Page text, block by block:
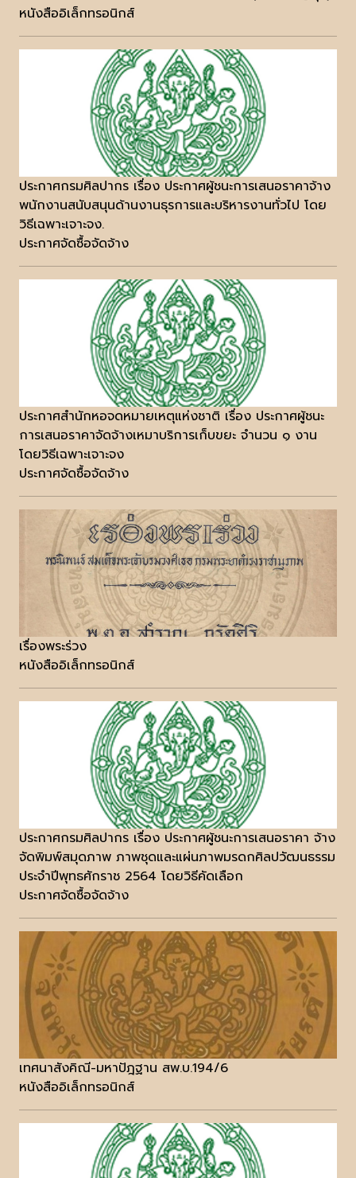
หนังสืออิเล็กทรอนิกส์
ประกาศกรมศิลปากร เรื่อง ประกาศผู้ชนะการเสนอราคาจ้าง
พนักงานสนับสนุนด้านงานธุรการและบริหารงานทั่วไป โดย
วิธีเฉพาะเจาะจง.
ประกาศจัดซื้อจัดจ้าง
ประกาศสำนักหอจดหมายเหตุแห่งชาติ เรื่อง ประกาศผู้ชนะ
การเสนอราคาจัดจ้างเหมาบริการเก็บขยะ จำนวน ๑ งาน
โดยวิธีเฉพาะเจาะจง
ประกาศจัดซื้อจัดจ้าง
เรื่องพระร่วง
หนังสืออิเล็กทรอนิกส์
ประกาศกรมศิลปากร เรื่อง ประกาศผู้ชนะการเสนอราคา จ้าง
จัดพิมพ์สมุดภาพ ภาพชุดและแผ่นภาพมรดกศิลปวัฒนธรรม
ประจำปีพุทธศักราช 2564 โดยวิธีคัดเลือก
ประกาศจัดซื้อจัดจ้าง
เทศนาสังคิณี-มหาปัฎฐาน สพ.บ.194/6
หนังสืออิเล็กทรอนิกส์